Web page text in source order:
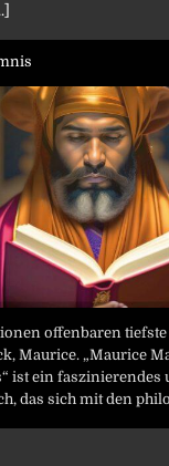
offenbaren tiefste
Maurice. „Maurice
ist ein faszinierendes
das sich mit den